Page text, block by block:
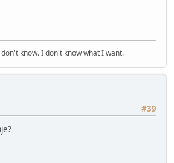
don't know. I don't know what I want.
#39